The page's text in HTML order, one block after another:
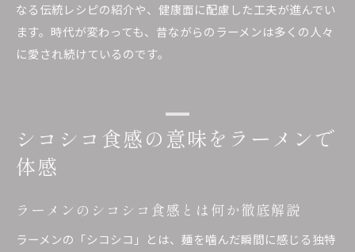
なる伝統レシピの紹介や、健康面に配慮した工夫が進んでい
ます。時代が変わっても、昔ながらのラーメンは多くの人々
に愛され続けているのです。
シコシコ食感の意味をラーメンで
体感
ラーメンのシコシコ食感とは何か徹底解説
ラーメンの「シコシコ」とは、麺を噛んだ瞬間に感じる独特